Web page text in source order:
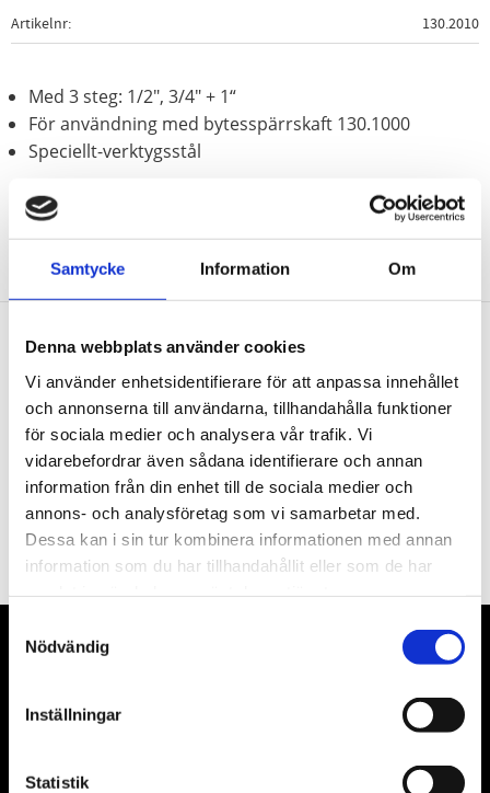
Samtycke Information Om
Denna webbplats använder cookies
Vi använder enhetsidentifierare för att anpassa innehållet
och annonserna till användarna, tillhandahålla funktioner
för sociala medier och analysera vår trafik. Vi
vidarebefordrar även sådana identifierare och annan
information från din enhet till de sociala medier och
annons- och analysföretag som vi samarbetar med.
Dessa kan i sin tur kombinera informationen med annan
information som du har tillhandahållit eller som de har
Nödvändig
Inställningar
Statistik
Artikelnr 130.2010
Med 3 steg: 1/2", 3/4" + 1“
För användning med bytesspärrskaft 130.1000
Speciellt-verktygsstål
Nyhetsbrev
PRENUMERERA
Dina personuppgifter behandlas i enlighet med vårintegritetspolicy.
VÅRA LEVERANTÖRER
Våra främsta leverantörer är KS Tools verktyg, ATH billyftar
& däckmaskiner och Master luftmaskiner. Kontakta oss
gärna om vad som helst då vi gör vårt yttersta för att hjälpa